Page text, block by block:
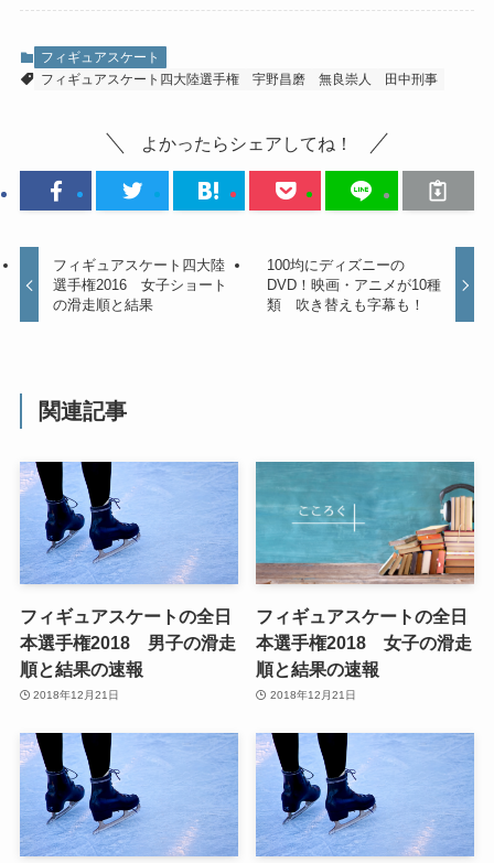
フィギュアスケート
フィギュアスケート四大陸選手権
宇野昌磨 無良崇人 田中刑事
よかったらシェアしてね！
フィギュアスケート四大陸
選手権2016 女子ショート
の滑走順と結果
100均にディズニーの
DVD！映画・アニメが10種
類 吹き替えも字幕も！
関連記事
フィギュアスケートの全日
本選手権2018 男子の滑走
順と結果の速報
2018年12月21日
フィギュアスケートの全日
本選手権2018 女子の滑走
順と結果の速報
2018年12月21日